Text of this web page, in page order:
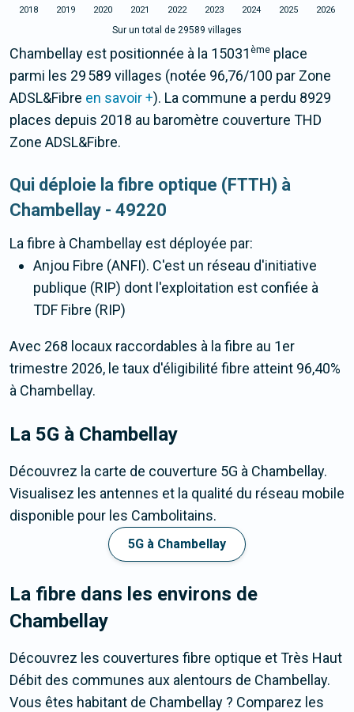
2018 2019 2020 2021 2022 2023 2024 2025 2026
Sur un total de 29589 villages
Chambellay est positionnée à la 15031 ème place
parmi les 29 589 villages (notée 96,76/100 par Zone
ADSL&Fibre en savoir +). La commune a perdu 8929
places depuis 2018 au baromètre couverture THD
Zone ADSL&Fibre.
Qui déploie la fibre optique (FTTH) à
Chambellay - 49220
La fibre à Chambellay est déployée par:
Anjou Fibre (ANFI). C'est un réseau d'initiative
publique (RIP) dont l'exploitation est confiée à
TDF Fibre (RIP)
Avec 268 locaux raccordables à la fibre au 1er
trimestre 2026, le taux d'éligibilité fibre atteint 96,40%
à Chambellay.
La 5G à Chambellay
Découvrez la carte de couverture 5G à Chambellay.
Visualisez les antennes et la qualité du réseau mobile
disponible pour les Cambolitains.
5G à Chambellay
La fibre dans les environs de
Chambellay
Découvrez les couvertures fibre optique et Très Haut
Débit des communes aux alentours de Chambellay.
Vous êtes habitant de Chambellay ? Comparez les